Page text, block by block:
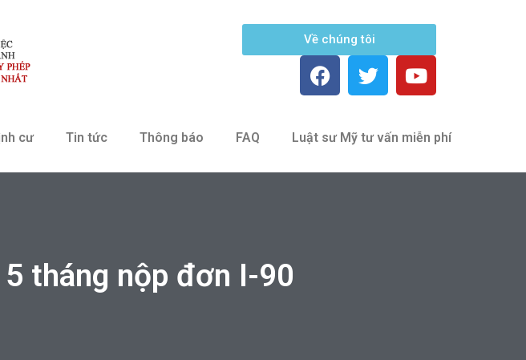
Về chúng tôi
cư Tin tức Thông báo FAQ Luật sư Mỹ tư vấn miễn phí
tháng nộp đơn I-90